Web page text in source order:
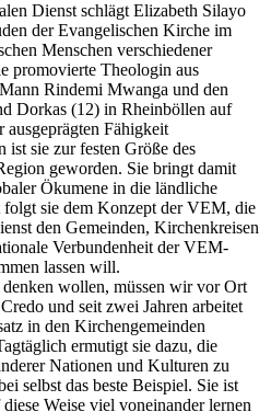
Dienst schlägt Elizabeth Silayo
der Evangelischen Kirche im
Menschen verschiedener
promovierte Theologin aus
Rindemi Mwanga und den
Dorkas (12) in Rheinböllen auf
Fähigkeit
ist sie zur festen Größe des
geworden. Sie bringt damit
Ökumene in die ländliche
folgt sie dem Konzept der VEM, die
den Gemeinden, Kirchenkreisen
Verbundenheit der VEM-
lassen will.
wollen, müssen wir vor Ort
und seit zwei Jahren arbeitet
in den Kirchengemeinden
ermutigt sie dazu, die
Nationen und Kulturen zu
selbst das beste Beispiel. Sie ist
Weise viel voneinander lernen